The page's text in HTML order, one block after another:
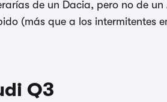
de un Dacia, pero no de
(más que a los intermitentes
Q3